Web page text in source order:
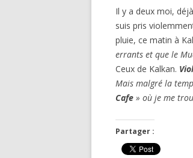
Il y a deux moi,
suis pris
pluie, ce matin à
errants et que le
Ceux de Kalkan.
Mais malgré la
Cafe » où je me
Partager :